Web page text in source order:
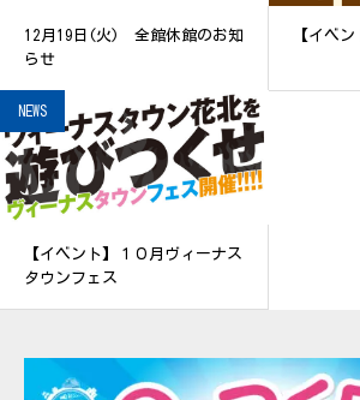
12月19日(火) 全館休館のお知
らせ
【イベ
NEWS
【イベント】１０月ヴィーナス
タウンフェス